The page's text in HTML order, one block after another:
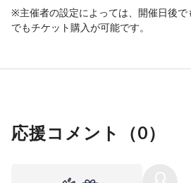
※主催者の設定によっては、開催日後で
でもチケット購入が可能です。
応援コメント（0）